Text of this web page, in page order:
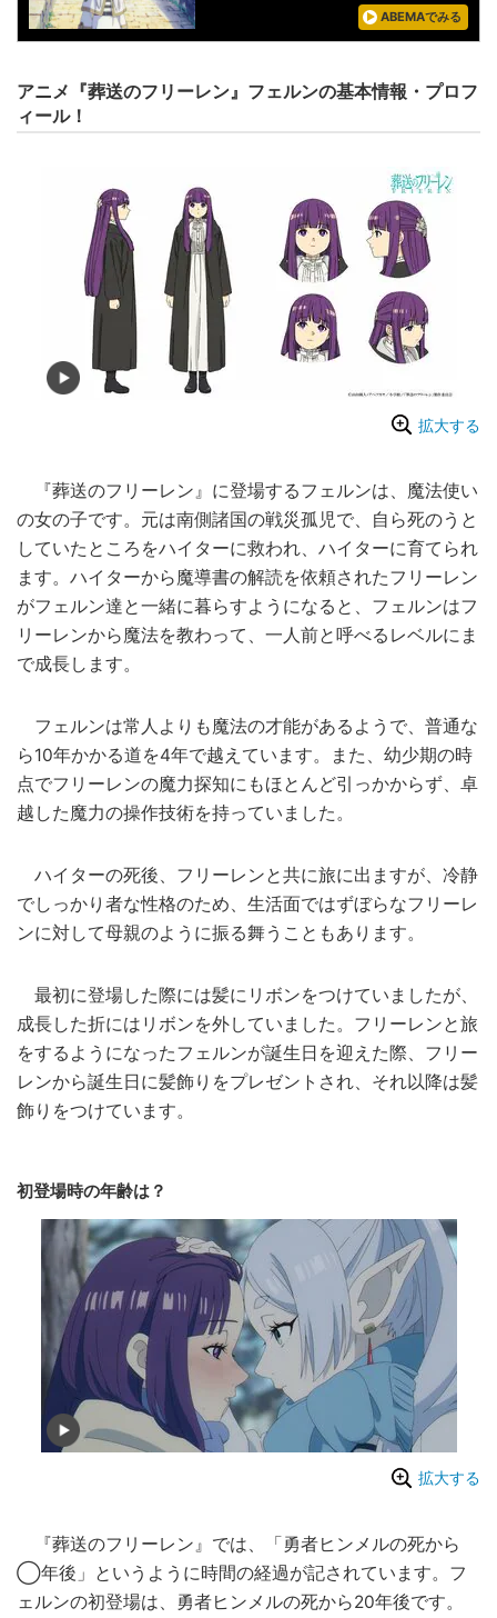
ABEMAでみる
アニメ『葬送のフリーレン』フェルンの基本情報・プロフ
ィール！
拡大する
『葬送のフリーレン』に登場するフェルンは、魔法使い
の女の子です。元は南側諸国の戦災孤児で、自ら死のうと
していたところをハイターに救われ、ハイターに育てられ
ます。ハイターから魔導書の解読を依頼されたフリーレン
がフェルン達と一緒に暮らすようになると、フェルンはフ
リーレンから魔法を教わって、一人前と呼べるレベルにま
で成長します。
フェルンは常人よりも魔法の才能があるようで、普通な
ら10年かかる道を4年で越えています。また、幼少期の時
点でフリーレンの魔力探知にもほとんど引っかからず、卓
越した魔力の操作技術を持っていました。
ハイターの死後、フリーレンと共に旅に出ますが、冷静
でしっかり者な性格のため、生活面ではずぼらなフリーレ
ンに対して母親のように振る舞うこともあります。
最初に登場した際には髪にリボンをつけていましたが、
成長した折にはリボンを外していました。フリーレンと旅
をするようになったフェルンが誕生日を迎えた際、フリー
レンから誕生日に髪飾りをプレゼントされ、それ以降は髪
飾りをつけています。
初登場時の年齢は？
拡大する
『葬送のフリーレン』では、「勇者ヒンメルの死から
◯年後」というように時間の経過が記されています。フ
ェルンの初登場は、勇者ヒンメルの死から20年後です。